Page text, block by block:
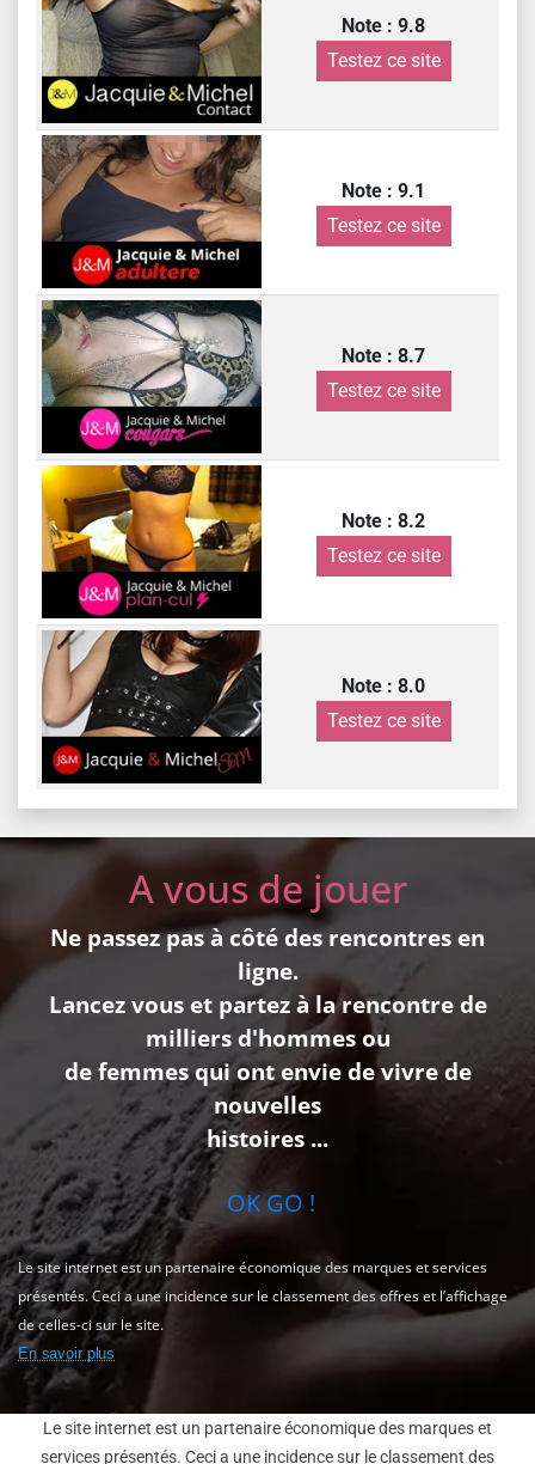
Note : 9.8
Testez ce site
Note : 9.1
Testez ce site
Note : 8.7
Testez ce site
Note : 8.2
Testez ce site
Note : 8.0
Testez ce site
A vous de jouer
Ne passez pas à côté des rencontres en
ligne.
Lancez vous et partez à la rencontre de
milliers d'hommes ou
de femmes qui ont envie de vivre de
nouvelles
histoires ...
OK GO !
Le site internet est un partenaire économique des marques et services
présentés. Ceci a une incidence sur le classement des offres et l’affichage
de celles-ci sur le site.
En savoir plus
Le site internet est un partenaire économique des marques et
services présentés. Ceci a une incidence sur le classement des